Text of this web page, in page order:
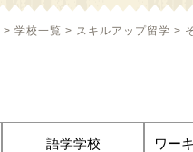
>学校一覧 > スキルアップ留学 >
語学学校 ワー